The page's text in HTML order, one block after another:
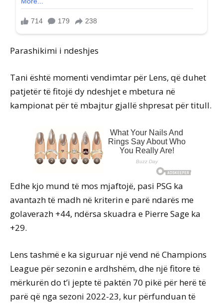
Parashikimi i ndeshjes
Tani është momenti vendimtar për Lens, që duhet
patjetër të fitojë dy ndeshjet e mbetura në
kampionat për të mbajtur gjallë shpresat për titull.
Edhe kjo mund të mos mjaftojë, pasi PSG ka
avantazh të madh në kriterin e parë ndarës me
golaverazh +44, ndërsa skuadra e Pierre Sage ka
+29.
Lens tashmë e ka siguruar një vend në Champions
League për sezonin e ardhshëm, dhe një fitore të
mërkurën do t’i jepte të paktën 70 pikë për herë të
parë që nga sezoni 2022-23, kur përfunduan të